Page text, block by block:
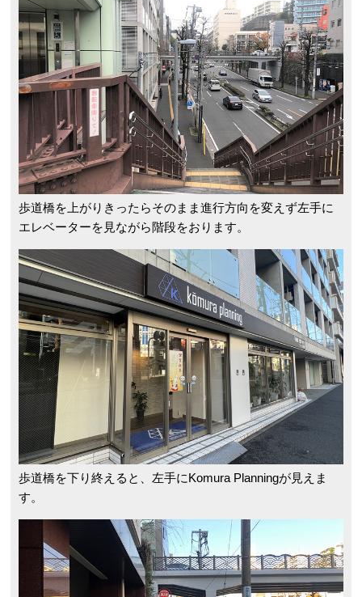
歩道橋を上がりきったらそのまま進行方向を変えず左手に
エレベーターを見ながら階段をおります。
歩道橋を下り終えると、左手にKomura Planningが見えま
す。